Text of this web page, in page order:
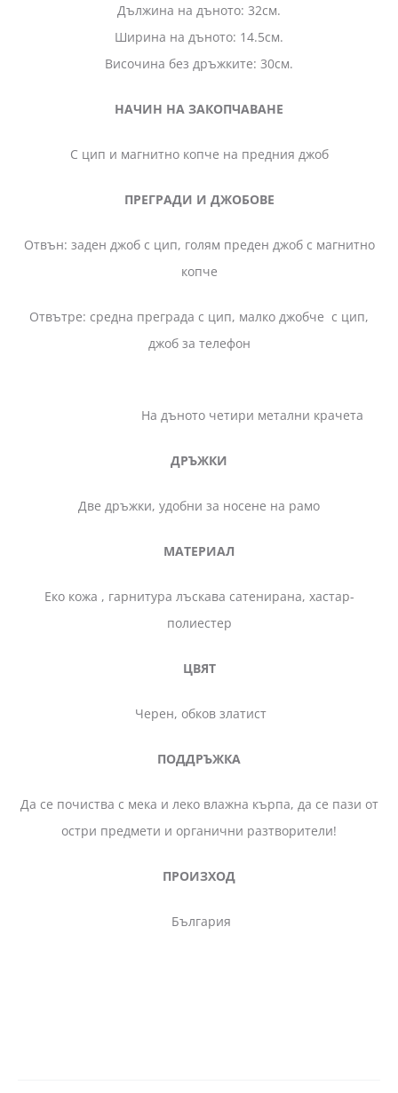
Дължина на дъното: 32см.
Ширина на дъното: 14.5см.
Височина без дръжките: 30см.
НАЧИН НА ЗАКОПЧАВАНЕ
С цип и магнитно копче на предния джоб
ПРЕГРАДИ И ДЖОБОВЕ
Отвън: заден джоб с цип, голям преден джоб с магнитно
копче
Отвътре: средна преграда с цип, малко джобче с цип,
джоб за телефон
На дъното четири метални крачета
ДРЪЖКИ
Две дръжки, удобни за носене на рамо
МАТЕРИАЛ
Еко кожа , гарнитура лъскава сатенирана, хастар-
полиестер
ЦВЯТ
Черен, обков златист
ПОДДРЪЖКА
Да се почиства с мека и леко влажна кърпа, да се пази от
остри предмети и органични разтворители!
ПРОИЗХОД
България